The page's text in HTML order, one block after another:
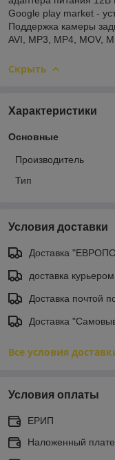
Google play market -
Поддержка камеры
AVI, MP3, MP4, MOV,
Скрыть
Характеристики
Основные
Производитель
Тип
Условия доставки
Доставка
доставка
Доставка почтой
Доставка
Все условия
Условия оплаты
ЕРИП
Наложенный